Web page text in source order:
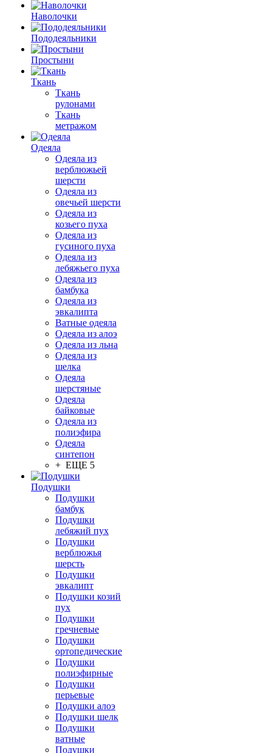
Наволочки
Пододеяльники
Простыни
Ткань
Ткань
рулонами
Ткань
метражом
Одеяла
Одеяла из
верблюжьей
шерсти
Одеяла из
овечьей шерсти
Одеяла из
козьего пуха
Одеяла из
гусиного пуха
Одеяла из
лебяжьего пуха
Одеяла из
бамбука
Одеяла из
эвкалипта
Ватные одеяла
Одеяла из алоэ
Одеяла из льна
Одеяла из
шелка
Одеяла
шерстяные
Одеяла
байковые
Одеяла из
полиэфира
Одеяла
синтепон
+ ЕЩЕ 5
Подушки
Подушки
бамбук
Подушки
лебяжий пух
Подушки
верблюжья
шерсть
Подушки
эвкалипт
Подушки козий
пух
Подушки
гречневые
Подушки
ортопедические
Подушки
полиэфирные
Подушки
перьевые
Подушки алоэ
Подушки шелк
Подушки
ватные
Подушки